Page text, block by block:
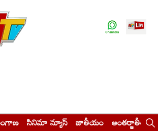
సినిమా న్యూస్ జాతీయం అంతర్జాతీయం